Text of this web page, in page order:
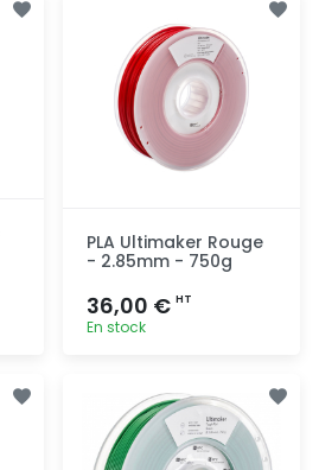
PLA Ultimaker Rouge
- 2.85mm - 750g
36,00 € HT
En stock
rapide